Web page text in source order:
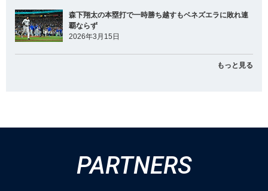
森下翔太の本塁打で一時勝ち越すもベネズエラに敗れ連
覇ならず
2026年3月15日
もっと見る
PARTNERS